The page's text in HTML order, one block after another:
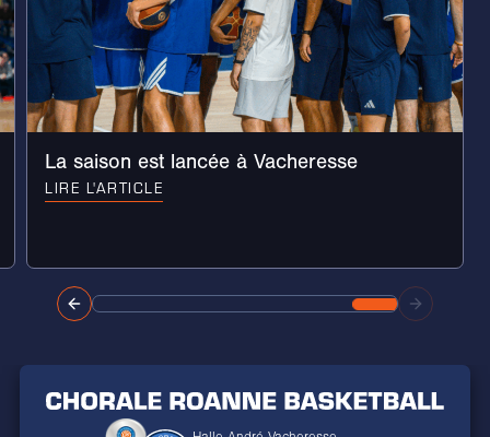
La saison est lancée à Vacheresse
LIRE L'ARTICLE